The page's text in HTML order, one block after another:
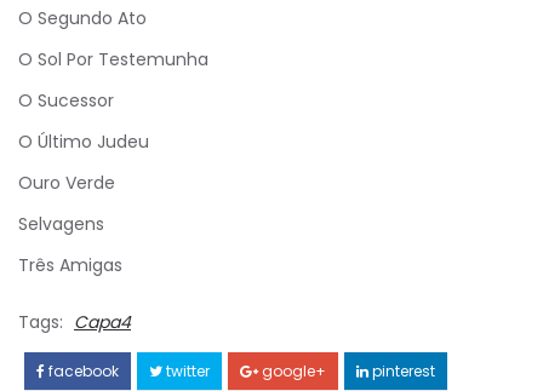
O Segundo Ato
O Sol Por Testemunha
O Sucessor
O Último Judeu
Ouro Verde
Selvagens
Três Amigas
Tags: Capa4
facebook twitter google+ pinterest